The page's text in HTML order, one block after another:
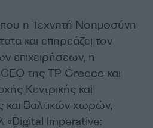
η Τεχνητή Νοημοσύνη
και επηρεάζει τον
επιχειρήσεων, η
της TP Greece και
Κεντρικής και
Βαλτικών χωρών,
«Digital Imperative: